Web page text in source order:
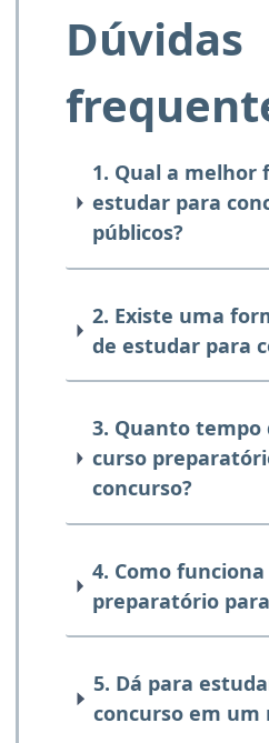
Dúvidas
1. Qual a melhor
estudar para
públicos?
2. Existe uma
de estudar para
3. Quanto tempo
curso
concurso?
4. Como
preparatório
5. Dá para
concurso em um